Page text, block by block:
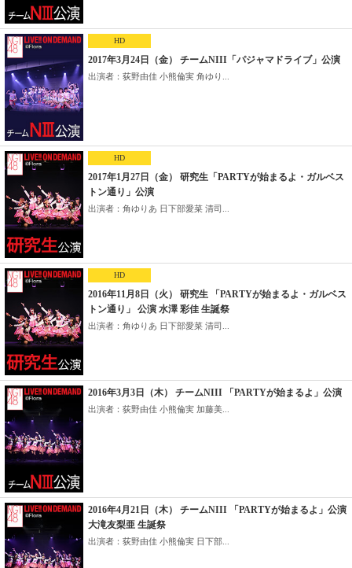
HD
2017年3月24日（金） チームNIII「パジャマドライブ」公演
出演者：荻野由佳 小熊倫実 角ゆり...
HD
2017年1月27日（金） 研究生「PARTYが始まるよ・ガルベス
トン通り」公演
出演者：角ゆりあ 日下部愛菜 清司...
HD
2016年11月8日（火） 研究生 「PARTYが始まるよ・ガルベス
トン通り」 公演 水澤 彩佳 生誕祭
出演者：角ゆりあ 日下部愛菜 清司...
2016年3月3日（木） チームNIII 「PARTYが始まるよ」公演
出演者：荻野由佳 小熊倫実 加藤美...
2016年4月21日（木） チームNIII 「PARTYが始まるよ」公演
大滝友梨亜 生誕祭
出演者：荻野由佳 小熊倫実 日下部...